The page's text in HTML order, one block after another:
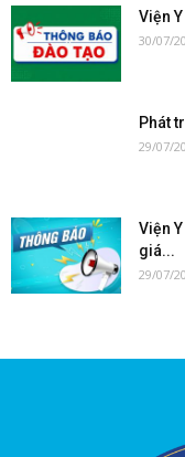
Viện
30/07/
Phát
29/07/
Viện
giá...
29/07/